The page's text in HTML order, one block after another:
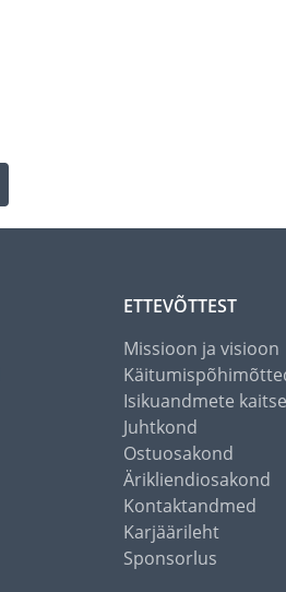
ETTEVÕTTEST
Missioon ja visioon
Isikuandmete
Juhtkond
Ostuosakond
Ärikliendiosakond
Kontaktandmed
Karjäärileht
Sponsorlus